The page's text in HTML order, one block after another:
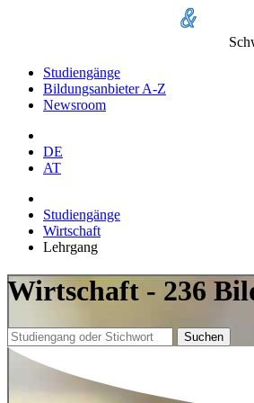
Studiengänge
Bildungsanbieter A-Z
Newsroom
DE
AT
Studiengänge
Wirtschaft
Lehrgang
Wirtschaft - 236
Suchen